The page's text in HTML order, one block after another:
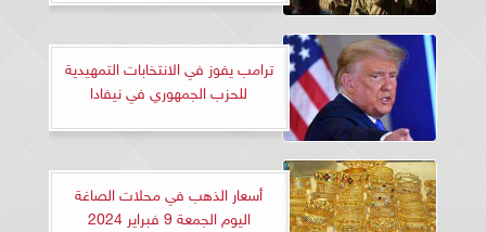
ترامب يفوز في الانتخابات التمهيدية
للحزب الجمهوري في نيفادا
أسعار الذهب في محلات الصاغة
اليوم الجمعة 9 فبراير 2024